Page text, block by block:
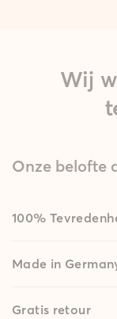
Wij
Onze belofte
100%
Made in
Gratis retour